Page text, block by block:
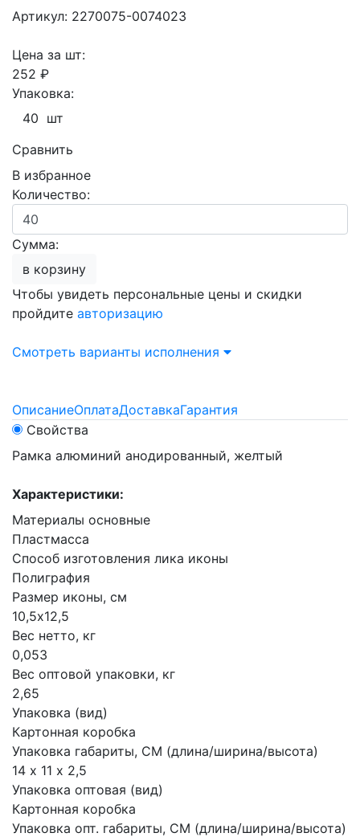
Артикул: 2270075-0074023
Цена за шт:
252 ₽
Упаковка:
40 шт
Сравнить
В избранное
Количество:
Сумма:
в корзину
Чтобы увидеть персональные цены и скидки
пройдите авторизацию
Смотреть варианты исполнения
ОписаниеОплатаДоставкаГарантия
Свойства
Рамка алюминий анодированный, желтый
Характеристики:
Материалы основные
Пластмасса
Способ изготовления лика иконы
Полиграфия
Размер иконы, см
10,5х12,5
Вес нетто, кг
0,053
Вес оптовой упаковки, кг
2,65
Упаковка (вид)
Картонная коробка
Упаковка габариты, СМ (длина/ширина/высота)
14 х 11 х 2,5
Упаковка оптовая (вид)
Картонная коробка
Упаковка опт. габариты, СМ (длина/ширина/высота)